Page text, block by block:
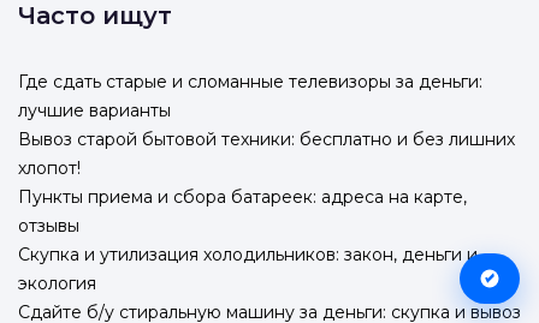
Часто ищут
Где сдать старые и сломанные телевизоры за деньги:
лучшие варианты
Вывоз старой бытовой техники: бесплатно и без лишних
хлопот!
Пункты приема и сбора батареек: адреса на карте,
отзывы
Скупка и утилизация холодильников: закон, деньги и
экология
Сдайте б/у стиральную машину за деньги: скупка и вывоз